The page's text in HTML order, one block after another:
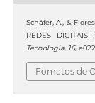
Schäfer, A., &
REDES
Tecnologia, 16,
Fomatos de